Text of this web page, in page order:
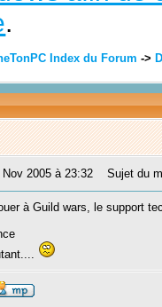
.
Index du Forum ->
2005 à 23:32 Sujet du
à Guild wars, le support